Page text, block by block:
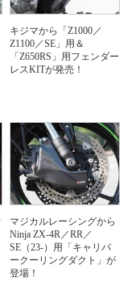
キジマから「Z1000／
Z1100／SE」用＆
「Z650RS」用フェンダー
レスKITが発売！
マジカルレーシングから
Ninja ZX-4R／RR／
SE（23-）用「キャリパ
ークーリングダクト」が
登場！